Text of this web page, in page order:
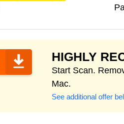
HIGHLY
Start Scan.
Mac.
See additional offer